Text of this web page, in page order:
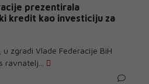
prezentirala
kredit kao investiciju za
zgradi Vlade Federacije BiH
ravnatelj...